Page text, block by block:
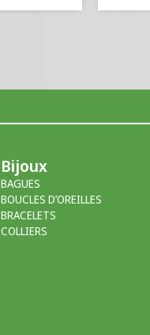
Bijoux
BAGUES
BOUCLES D’OREILLES
BRACELETS
COLLIERS